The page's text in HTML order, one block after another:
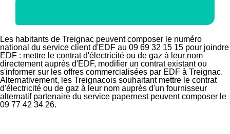
Les habitants de Treignac peuvent composer le numéro
national du service client d'EDF au 09 69 32 15 15 pour joindre
EDF : mettre le contrat d'électricité ou de gaz à leur nom
directement auprès d'EDF, modifier un contrat existant ou
s'informer sur les offres commercialisées par EDF à Treignac.
Alternativement, les Treignacois souhaitant mettre le contrat
d'électricité ou de gaz à leur nom auprès d'un fournisseur
alternatif partenaire du service papernest peuvent composer le
09 77 42 34 26.